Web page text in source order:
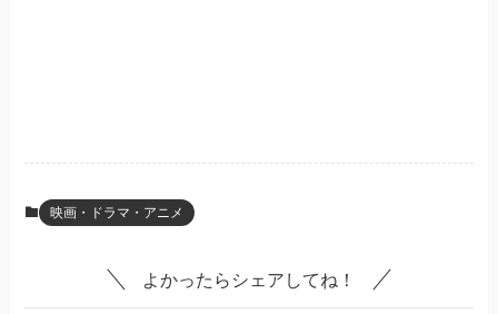
映画・ドラマ・アニメ
よかったらシェアしてね！